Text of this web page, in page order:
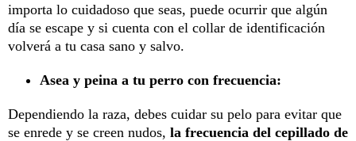
importa lo cuidadoso que seas, puede ocurrir que algún
día se escape y si cuenta con el collar de identificación
volverá a tu casa sano y salvo.
Asea y peina a tu perro con frecuencia:
Dependiendo la raza, debes cuidar su pelo para evitar que
se enrede y se creen nudos, la frecuencia del cepillado de